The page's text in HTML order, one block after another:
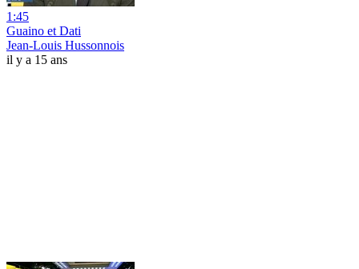
1:45
Guaino et Dati
Jean-Louis Hussonnois
il y a 15 ans